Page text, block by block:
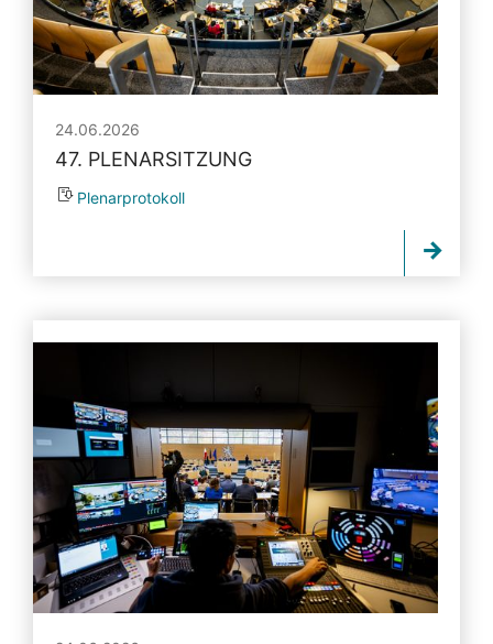
24.06.2026
47. PLENARSITZUNG
Plenarprotokoll